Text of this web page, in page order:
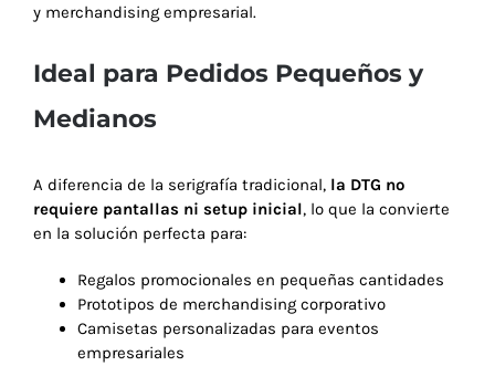
y merchandising empresarial.
Ideal para Pedidos Pequeños y
Medianos
A diferencia de la serigrafía tradicional, la DTG no
requiere pantallas ni setup inicial, lo que la convierte
en la solución perfecta para:
Regalos promocionales en pequeñas cantidades
Prototipos de merchandising corporativo
Camisetas personalizadas para eventos
empresariales